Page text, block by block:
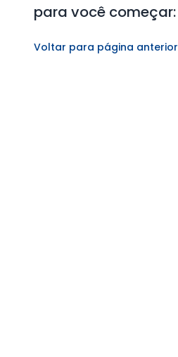
para você começar:
Voltar para página anterior